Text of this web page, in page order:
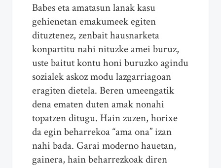
Babes eta amatasun lanak kasu
gehienetan emakumeek egiten
dituztenez, zenbait hausnarketa
konpartitu nahi nituzke amei buruz,
uste baitut kontu honi buruzko agindu
sozialek askoz modu lazgarriagoan
eragiten dietela. Beren umeengatik
dena ematen duten amak nonahi
topatzen ditugu. Hain zuzen, horixe
da egin beharrekoa “ama ona” izan
nahi bada. Garai moderno hauetan,
gainera, hain beharrezkoak diren